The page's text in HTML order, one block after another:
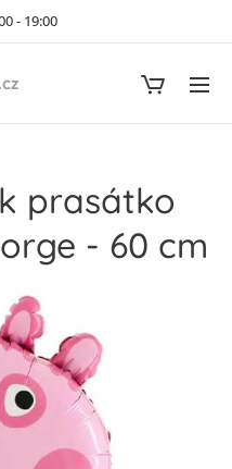
- 19:00
prasátko
- 60 cm